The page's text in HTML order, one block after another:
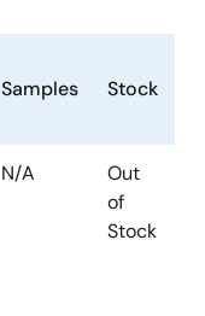
Samples Stock
N/A
Out
of
Stock